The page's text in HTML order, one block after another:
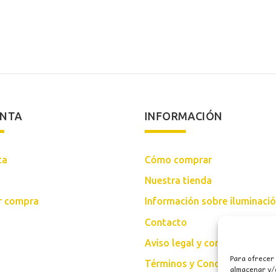
Para ofrecer
almacenar
compra
INFORMACIÓN
Cómo comprar
Nuestra tienda
Información sobre
Contacto
Aviso legal y condiciones de
Términos y Condiciones